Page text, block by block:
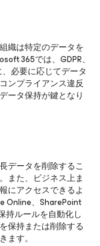
織は特定のデータを
365では、GDPR、
必要に応じてデータ
ンプライアンス違反
ータ保持が鍵となり
データを削除するこ
また、ビジネス上ま
にアクセスできるよ
Online、SharePoint
持ルールを自動化し
保持または削除する
ます。